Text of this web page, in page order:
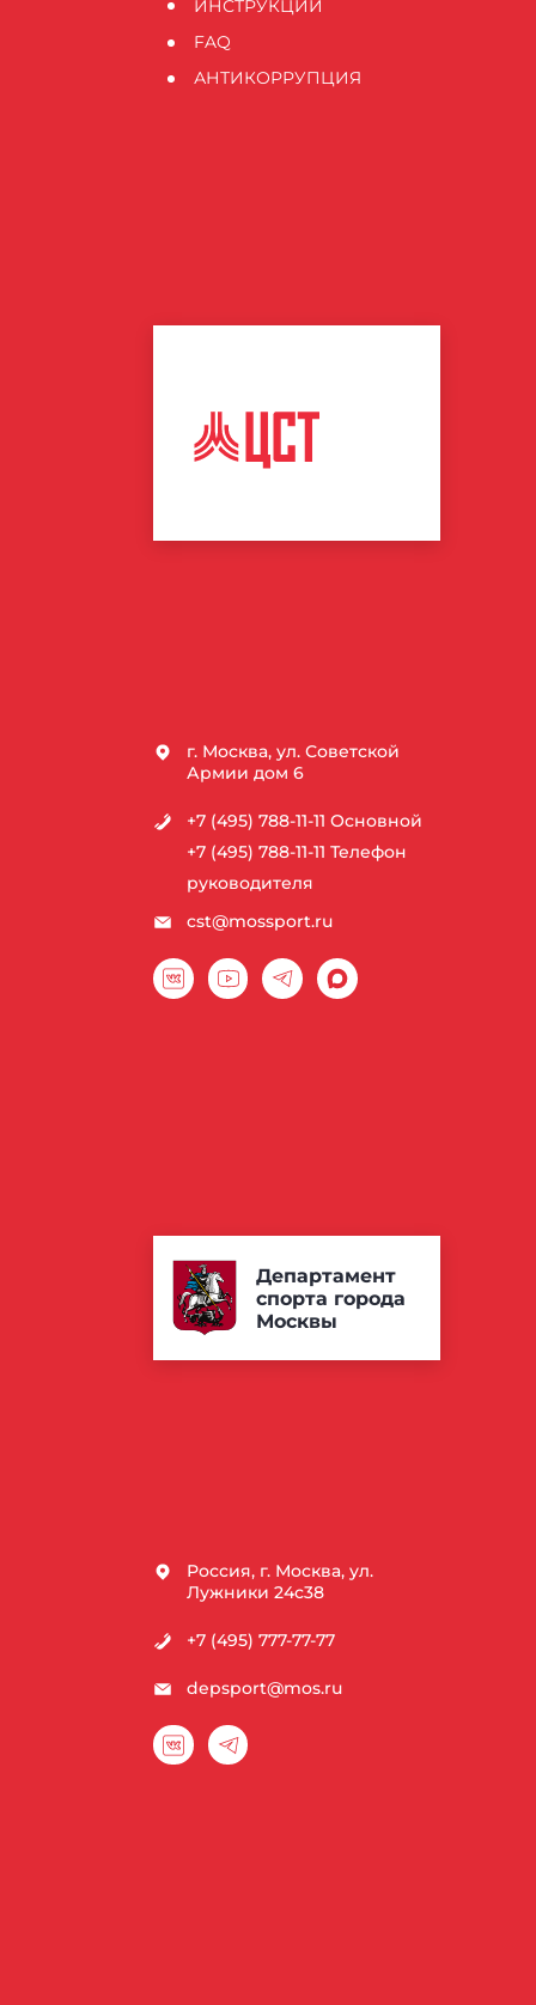
ИНСТРУКЦИИ
FAQ
АНТИКОРРУПЦИЯ
ЦЕНТР
г. Москва, ул. Советской
Армии дом 6
+7 (495) 788-11-11 Основной
+7 (495) 788-11-11 Телефон
руководителя
cst@mossport.ru
Департамент
спорта города
Москвы
Россия, г. Москва, ул.
Лужники 24с38
+7 (495) 777-77-77
depsport@mos.ru